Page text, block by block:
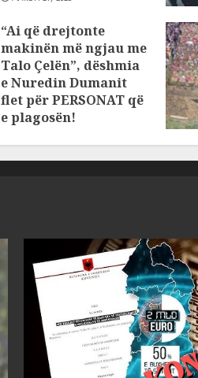
“Ai që drejtonte
makinën më ngjau me
Talo Çelën”, dëshmia
e Nuredin Dumanit
flet për PERSONAT që
e plagosën!